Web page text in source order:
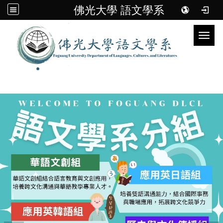
佛光大學 語文學系